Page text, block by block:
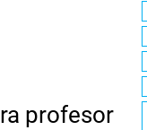
profesor